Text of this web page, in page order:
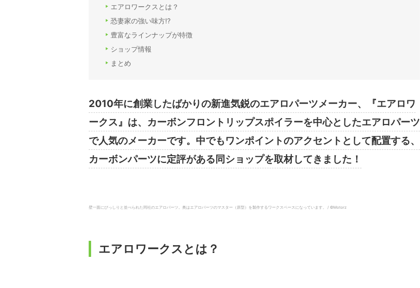
エアロワークスとは？
恐妻家の強い味方!?
豊富なラインナップが特徴
ショップ情報
まとめ
2010年に創業したばかりの新進気鋭のエアロパーツメーカー、『エアロワ
ークス』は、カーボンフロントリップスポイラーを中心としたエアロパーツ
で人気のメーカーです。中でもワンポイントのアクセントとして配置する、
カーボンパーツに定評がある同ショップを取材してきました！
壁一面にびっしりと並べられた同社のエアロパーツ。奥はエアロパーツのマスター（原型）を製作するワークスペースになっています。 / ©︎Motorz
エアロワークスとは？